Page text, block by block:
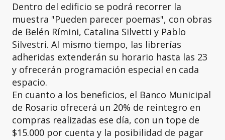
Dentro del edificio se podrá recorrer la
muestra "Pueden parecer poemas", con obras
de Belén Rímini, Catalina Silvetti y Pablo
Silvestri. Al mismo tiempo, las librerías
adheridas extenderán su horario hasta las 23
y ofrecerán programación especial en cada
espacio.
En cuanto a los beneficios, el Banco Municipal
de Rosario ofrecerá un 20% de reintegro en
compras realizadas ese día, con un tope de
$15.000 por cuenta y la posibilidad de pagar